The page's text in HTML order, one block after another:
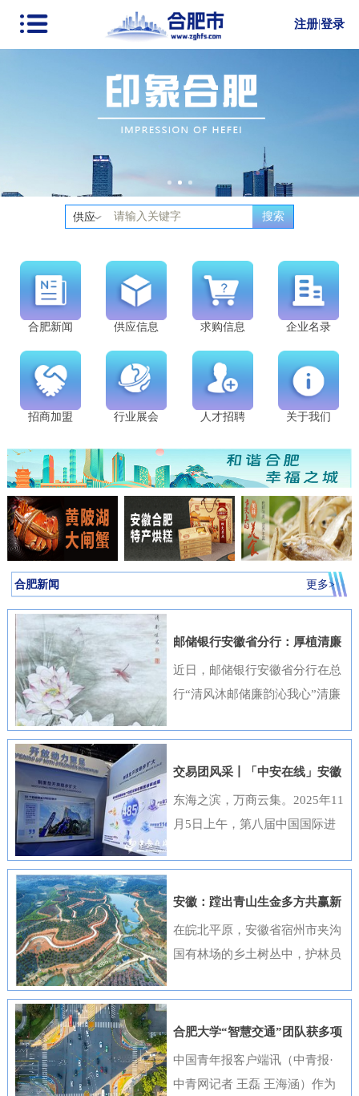
注册 |登录
供应 搜索
合肥新闻 供应信息 求购信息 企业名录
招商加盟 行业展会 人才招聘 关于我们
合肥新闻 更多>
邮储银行安徽省分行：厚植清廉
金融文化筑牢高质量发展根基
近日，邮储银行安徽省分行在总
行“清风沐邮储廉韵沁我心”清廉
出，选送的四部作品全部获奖，
获奖数量位居全国首位，并荣
来，邮储银行安徽省分行高度重
应、热情参与。95名员工利用业
余时间潜心创作，共提交89件作
品。经过严格遴选，41件优秀作
《廉心清颂》《缝隙》等获奖作
品构思精巧、寓意深刻，将廉洁
内涵与传统文化元素相融合，充
交易团风采丨「中安在线」安徽
元素闪耀进博会
东海之滨，万商云集。2025年11
月5日上午，第八届中国国际进
在上海开幕，安徽交易团携科技
创新成果与厚重文化底蕴再度亮
参会工作，已于9月20日在合肥
进博会外企（安徽）供需对接暨
投资交流活动”，会上，130余家
安徽本土知名企业与21家进博会
安徽：蹚出青山生金多方共赢新
路径
在皖北平原，安徽省宿州市夹沟
国有林场的乡土树丛中，护林员
南山区，歙县桂林国有林场的林
下基地里，农户忙着采收黄栀
合肥大学“智慧交通”团队获多项
重要进展
中国青年报客户端讯（中青报·
中青网记者 王磊 王海涵）作为